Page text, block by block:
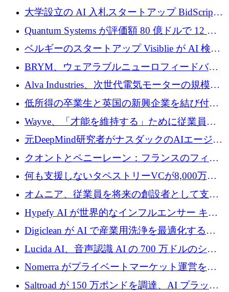
企業として初めて米国の主要取引所に上場
大学設立の AI 入札スタートアップ BidScript
がプレシード資金総額 100 万ドルを突破
Quantum Systems が評価額 80 億ドルで 12 億
ドルを調達
ベルギーのスタートアップ Visiblie が AI 検索
の可視化のために 50 万ユーロを調達
BRYM、ウェアラブルニューロフィードバッ
クプラットフォームの開発に65万ユーロを確
Alva Industries、次世代電気モーターの規模拡
大に 1,600 万ユーロを調達
低所得の卒業生と英国の新興企業を結び付け
るためにCommon Pathを開始
Wayve、「才能を維持する」ために従業員に
8,500万ドルの株式公開買い付けを実施
元DeepMind研究者がナスダックのAIエージェ
ントを拡張するためにCreandumの資金調達で
記録を獲得
クオントとペニーレーン：フランスのフィン
テックの友人と敵
何も支援しないタペストリーVCが8,000万ド
ルの資金を調達、ロンドン事務所を開設
オムニア、従業員を将来の創設者として支援
するために Firedrop でファンドを立ち上げる
Hypefy AI が世界的なインフルエンサー キャ
ンペーンを自動化するためにシリーズ A で
720 万ドルを調達
Digiclean が AI で産業用洗浄を最適化するた
めに 250 万ユーロを調達
Lucida AI、音声認識 AI の 700 万ドルのシー
ドラウンドを終了
Nomerra がプライベートマーケット運営を自
動化するために 200 万ドルを調達
Saltroad が 150 万ポンドを調達、AI プラット